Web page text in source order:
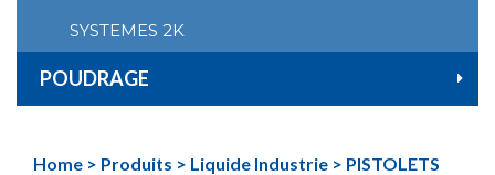
Home > Produits > Liquide Industrie > PISTOLETS
SYSTEMES 2K
POUDRAGE